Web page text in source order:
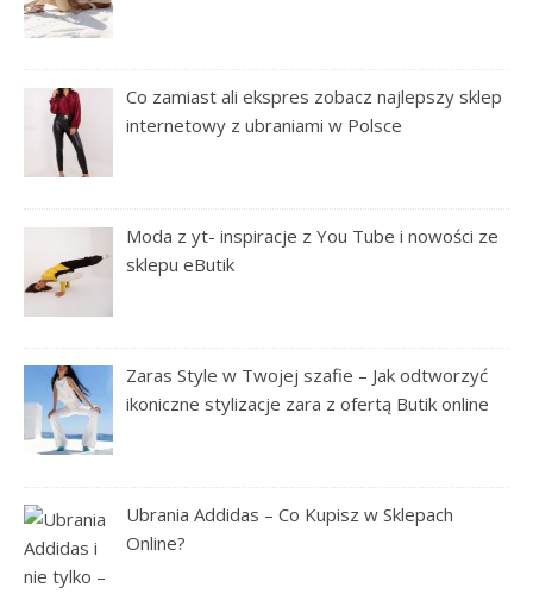
Co zamiast ali ekspres zobacz najlepszy sklep
internetowy z ubraniami w Polsce
Moda z yt- inspiracje z You Tube i nowości ze
sklepu eButik
Zaras Style w Twojej szafie – Jak odtworzyć
ikoniczne stylizacje zara z ofertą Butik online
Ubrania Addidas – Co Kupisz w Sklepach
Online?